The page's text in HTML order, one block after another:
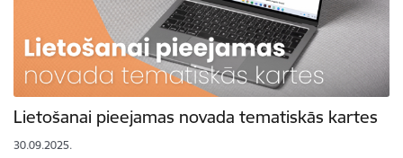
Lietošanai pieejamas novada tematiskās kartes
30.09.2025.